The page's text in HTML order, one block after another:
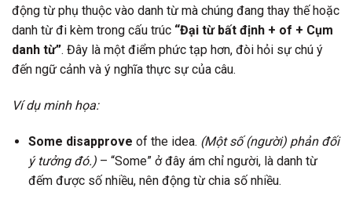
động từ phụ thuộc vào danh từ mà chúng đang thay thế hoặc
danh từ đi kèm trong cấu trúc “Đại từ bất định + of + Cụm
danh từ”. Đây là một điểm phức tạp hơn, đòi hỏi sự chú ý
đến ngữ cảnh và ý nghĩa thực sự của câu.
Ví dụ minh họa:
Some disapprove of the idea. (Một số (người) phản đối
ý tưởng đó.)– “Some” ở đây ám chỉ người, là danh từ
đếm được số nhiều, nên động từ chia số nhiều.